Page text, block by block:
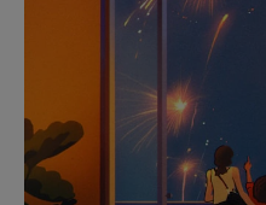
DEMPEN
OP
TE
HEFFEN